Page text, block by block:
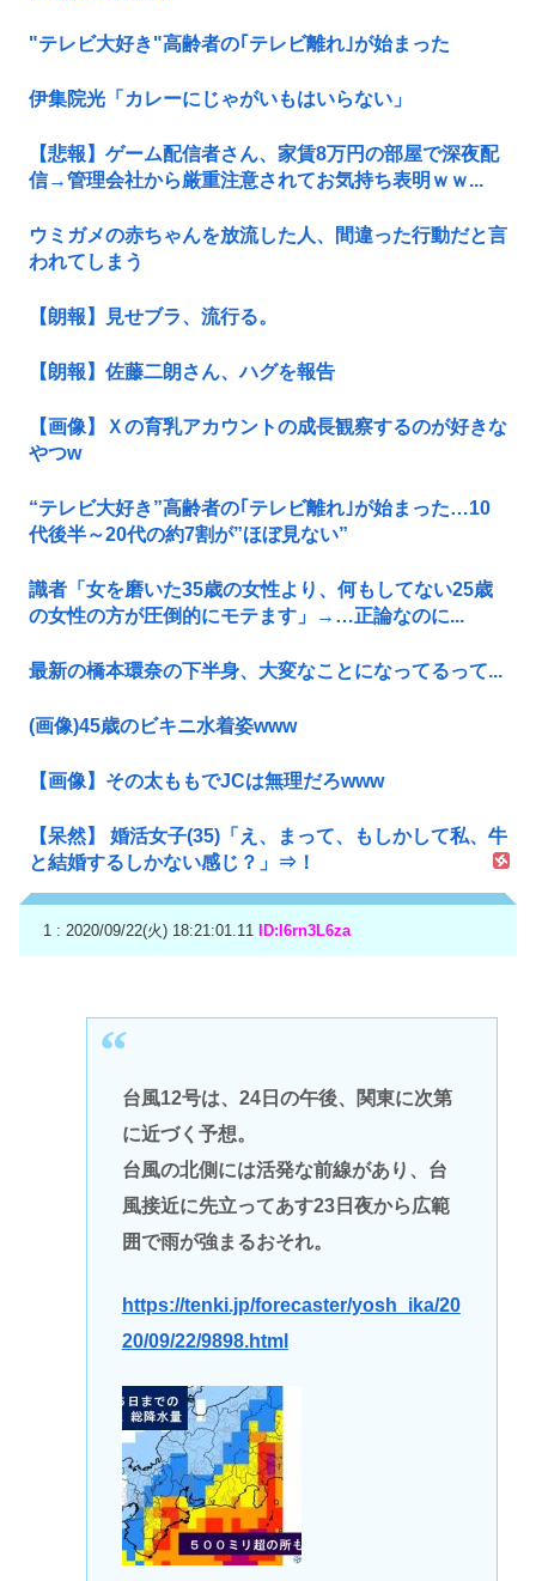
"テレビ大好き"高齢者の｢テレビ離れ｣が始まった
伊集院光「カレーにじゃがいもはいらない」
【悲報】ゲーム配信者さん、家賃8万円の部屋で深夜配
信→管理会社から厳重注意されてお気持ち表明ｗｗ...
ウミガメの赤ちゃんを放流した人、間違った行動だと言
われてしまう
【朗報】見せブラ、流行る。
【朗報】佐藤二朗さん、ハグを報告
【画像】Ｘの育乳アカウントの成長観察するのが好きな
やつw
“テレビ大好き”高齢者の｢テレビ離れ｣が始まった…10
代後半～20代の約7割が”ほぼ見ない”
識者「女を磨いた35歳の女性より、何もしてない25歳
の女性の方が圧倒的にモテます」→…正論なのに...
最新の橋本環奈の下半身、大変なことになってるって...
(画像)45歳のビキニ水着姿www
【画像】その太ももでJCは無理だろwww
【呆然】 婚活女子(35)「え、まって、もしかして私、牛
と結婚するしかない感じ？」⇒！
1 : 2020/09/22(火) 18:21:01.11 ID:I6rn3L6za
台風12号は、24日の午後、関東に次第
に近づく予想。
台風の北側には活発な前線があり、台
風接近に先立ってあす23日夜から広範
囲で雨が強まるおそれ。
https://tenki.jp/forecaster/yosh_ika/20
20/09/22/9898.html